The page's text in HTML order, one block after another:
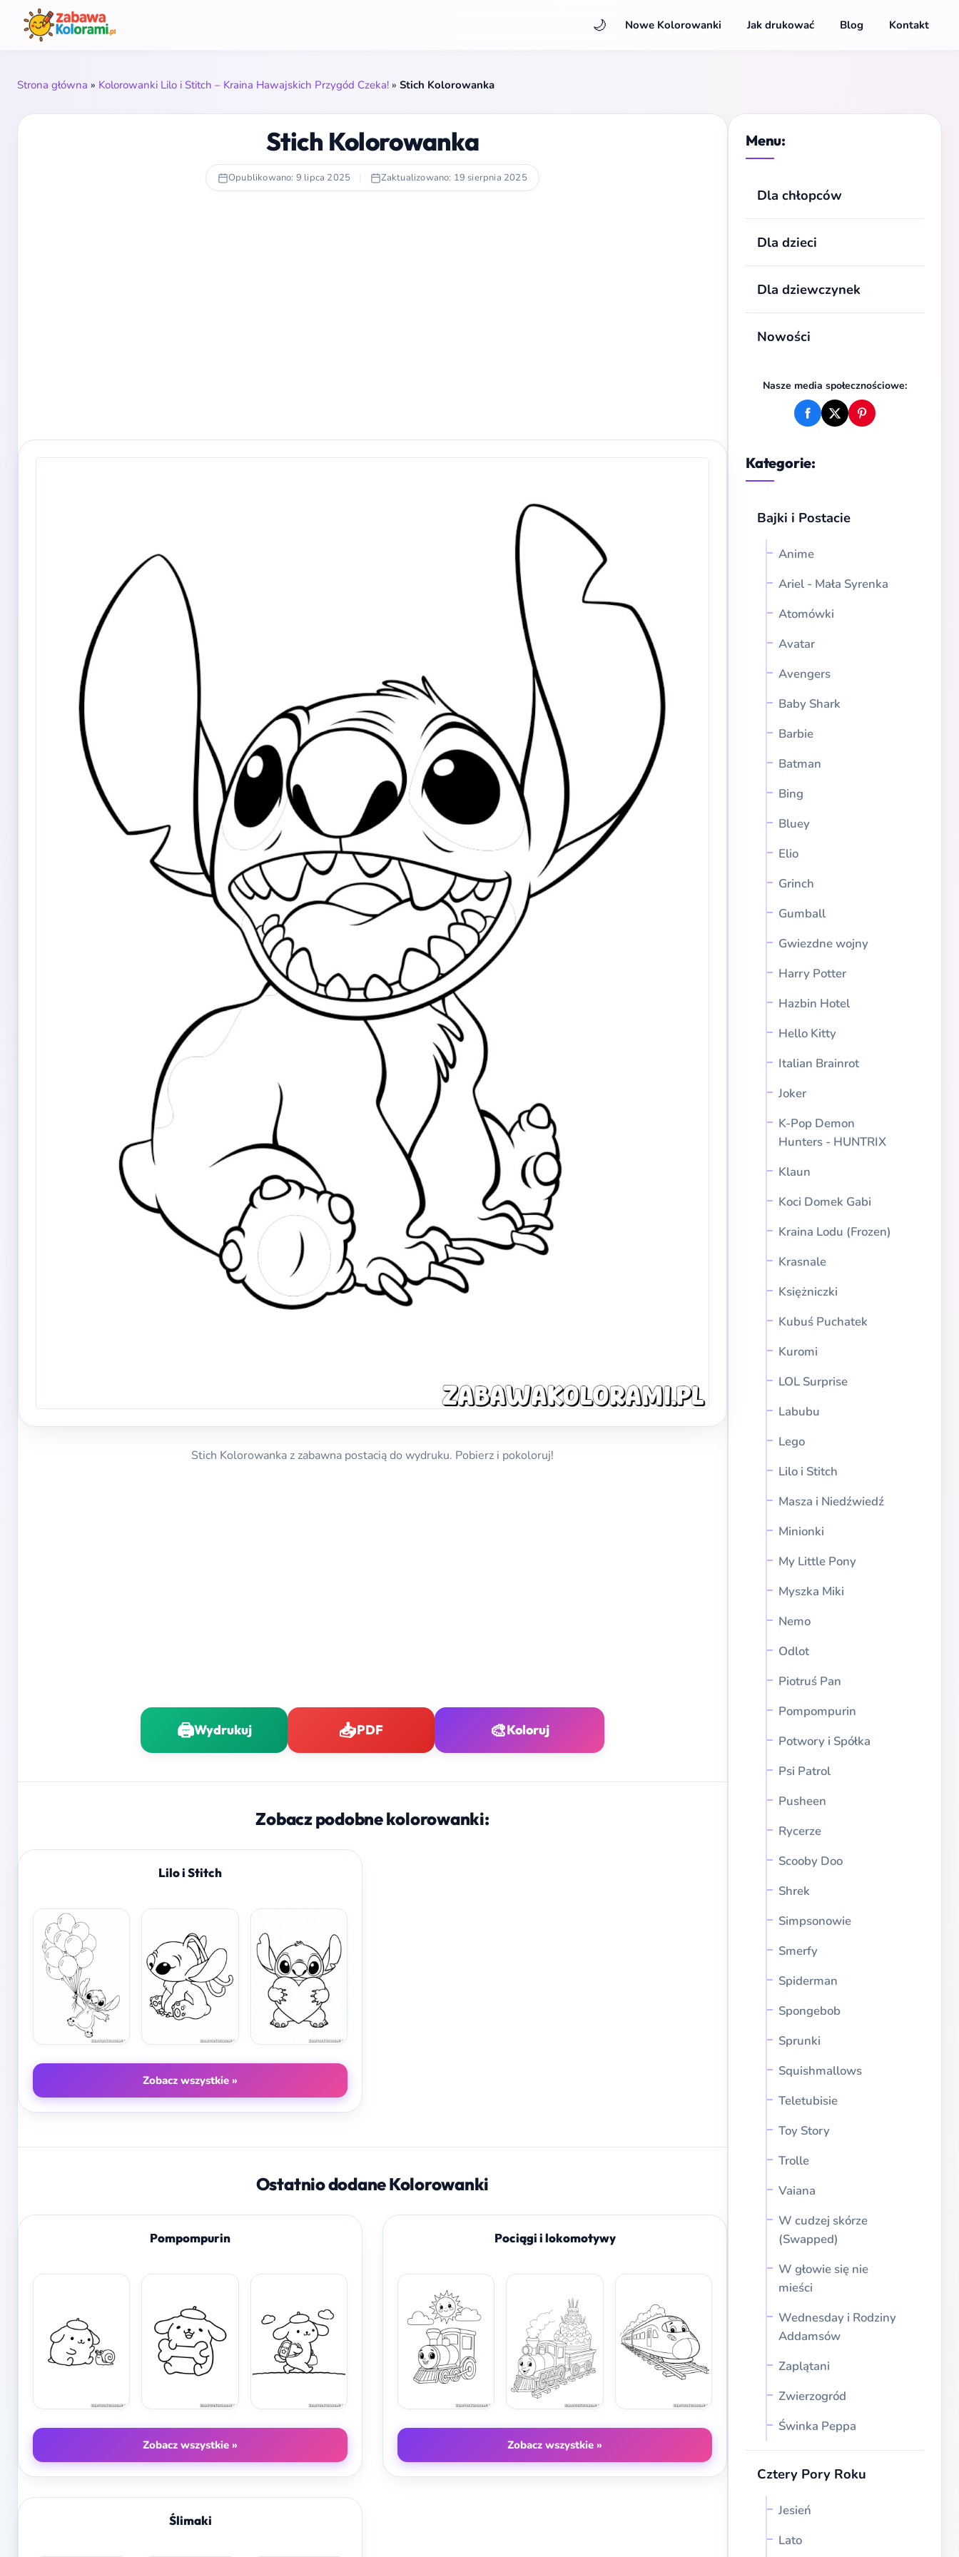
🌙 Nowe Kolorowanki Jak drukować Blog Kontakt
Strona główna » Kolorowanki Lilo i Stitch – Kraina Hawajskich Przygód Czeka! » Stich Kolorowanka
Menu:
Dla chłopców
Dla dzieci
Dla dziewczynek
Nowości
Nasze media społecznościowe:
Kategorie:
Bajki i Postacie
Anime
Ariel - Mała Syrenka
Atomówki
Avatar
Avengers
Baby Shark
Barbie
Batman
Bing
Bluey
Elio
Grinch
Gumball
Gwiezdne wojny
Harry Potter
Hazbin Hotel
Hello Kitty
Italian Brainrot
Joker
K-Pop Demon
Hunters - HUNTRIX
Klaun
Koci Domek Gabi
Kraina Lodu (Frozen)
Krasnale
Księżniczki
Kubuś Puchatek
Kuromi
LOL Surprise
Labubu
Lego
Lilo i Stitch
Masza i Niedźwiedź
Minionki
My Little Pony
Myszka Miki
Nemo
Odlot
Piotruś Pan
Pompompurin
Potwory i Spółka
Psi Patrol
Pusheen
Rycerze
Scooby Doo
Shrek
Simpsonowie
Smerfy
Spiderman
Spongebob
Sprunki
Squishmallows
Teletubisie
Toy Story
Trolle
Vaiana
W cudzej skórze
(Swapped)
W głowie się nie
mieści
Wednesday i Rodziny
Addamsów
Zaplątani
Zwierzogród
Świnka Peppa
Cztery Pory Roku
Jesień
Lato
Stich Kolorowanka
Opublikowano: 9 lipca 2025 | Zaktualizowano: 19 sierpnia 2025
Stich Kolorowanka z zabawna postacią do wydruku. Pobierz i pokoloruj!
🖨️Wydrukuj 📥PDF 🎨Koloruj
Zobacz podobne kolorowanki:
Lilo i Stitch
Zobacz wszystkie »
Ostatnio dodane Kolorowanki
Pompompurin
Zobacz wszystkie »
Pociągi i lokomotywy
Zobacz wszystkie »
Ślimaki